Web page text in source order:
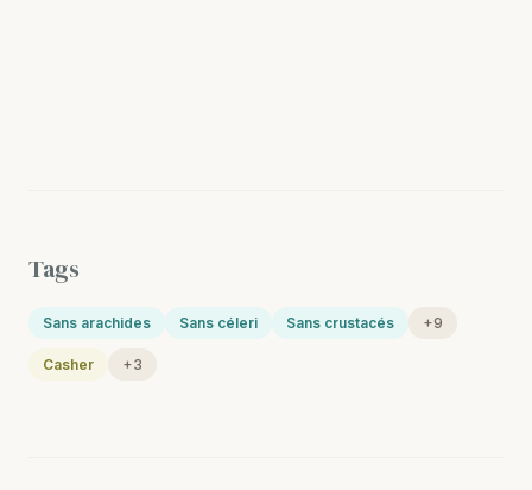
Tags
Sans arachides Sans céleri Sans crustacés +9
Casher +3